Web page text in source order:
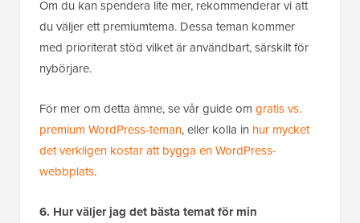
Om du kan spendera lite mer, rekommenderar vi att
du väljer ett premiumtema. Dessa teman kommer
med prioriterat stöd vilket är användbart, särskilt för
nybörjare.
För mer om detta ämne, se vår guide om gratis vs.
premium WordPress-teman, eller kolla in hur mycket
det verkligen kostar att bygga en WordPress-
webbplats.
6. Hur väljer jag det bästa temat för min